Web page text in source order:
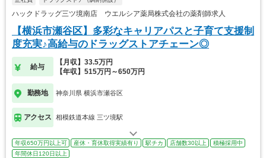
ハックドラッグ三ツ境南店 ウエルシア薬局株式会社の薬剤師求人
【横浜市瀬谷区】多彩なキャリアパスと子育て支援制
度充実♪高給与のドラッグストアチェーン◎
給与
【月収】33.5万円
【年収】515万円～650万円
勤務地 神奈川県 横浜市瀬谷区
アクセス 相模鉄道本線 三ツ境駅
年収650万円以上可 産休・育休取得実績有り 駅チカ 店舗数30以上
積極採用中
年間休日120日以上